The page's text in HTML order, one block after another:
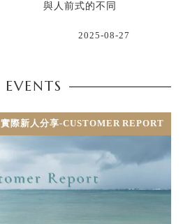
與人前式的不同
2025-08-27
EVENTS
實際新人分享-CUSTOMER REPORT